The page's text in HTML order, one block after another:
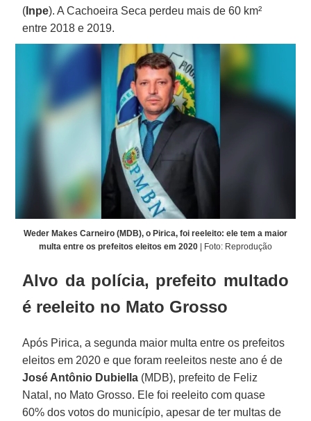
( Inpe). A Cachoeira Seca perdeu mais de 60 km²
entre 2018 e 2019.
Weder Makes Carneiro (MDB), o Pirica, foi reeleito: ele tem a maior
multa entre os prefeitos eleitos em 2020 | Foto: Reprodução
Alvo da polícia, prefeito multado
é reeleito no Mato Grosso
Após Pirica, a segunda maior multa entre os prefeitos
eleitos em 2020 e que foram reeleitos neste ano é de
José Antônio Dubiella (MDB), prefeito de Feliz
Natal, no Mato Grosso. Ele foi reeleito com quase
60% dos votos do município, apesar de ter multas de